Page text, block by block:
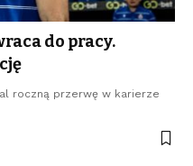
do pracy.
roczną przerwę w karierze